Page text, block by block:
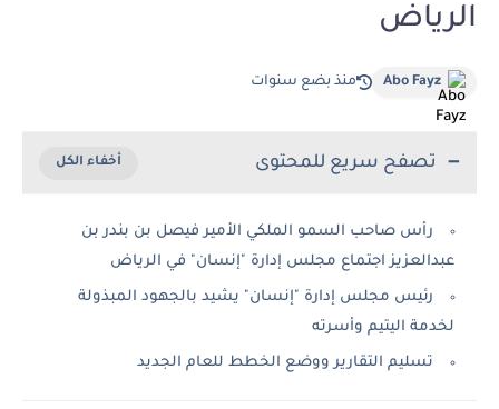
الرياض
Abo Fayz منذ بضع سنوات
تصفح سريع للمحتوى
رأس صاحب السمو الملكي الأمير فيصل بن بندر بن
عبدالعزيز اجتماع مجلس إدارة "إنسان" في الرياض
رئيس مجلس إدارة "إنسان" يشيد بالجهود المبذولة
لخدمة اليتيم وأسرته
تسليم التقارير ووضع الخطط للعام الجديد